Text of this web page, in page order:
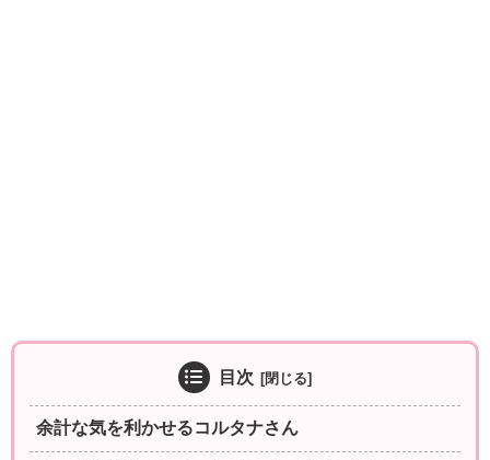
目次
余計な気を利かせるコルタナさん